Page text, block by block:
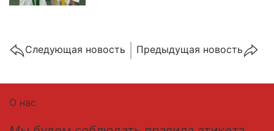
Cледующая новость Предыдущая новость
О нас